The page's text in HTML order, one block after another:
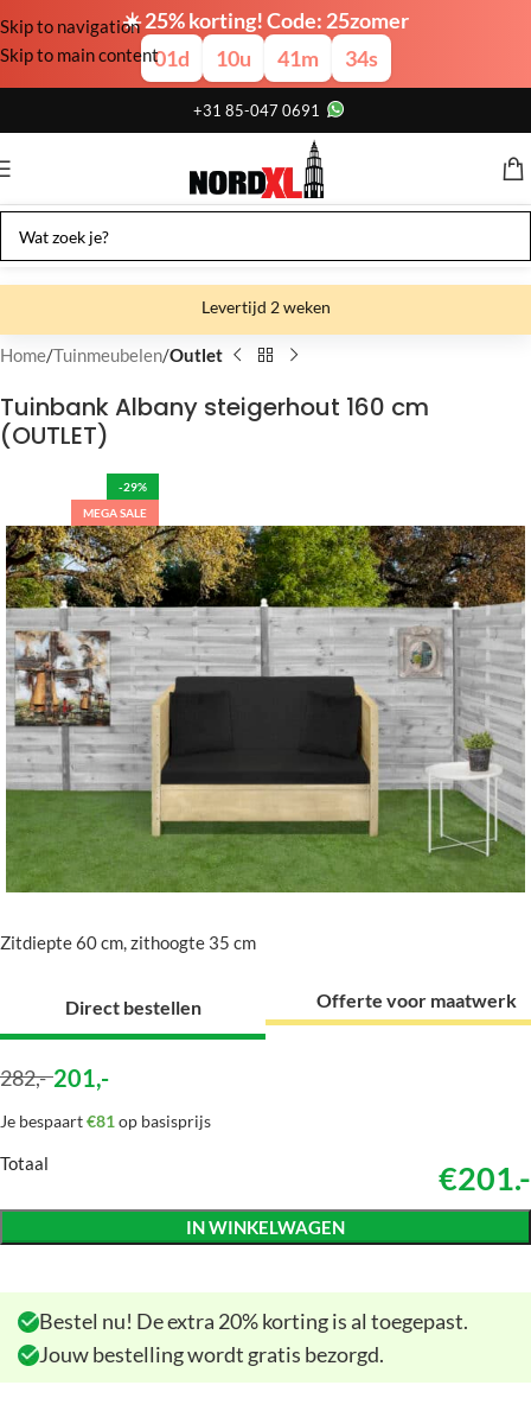
☀️ 25% korting! Code: 25zomer
01d 10u 41m 34s
Skip to navigation
Skip to main content
+31 85-047 0691
Levertijd 2 weken
Gratis verzending
Gratis afhalen
Home Tuinmeubelen Outlet
Tuinbank Albany steigerhout 160 cm
(OUTLET)
-29%
MEGA SALE
Zitdiepte 60 cm, zithoogte 35 cm
Direct bestellen Offerte voor maatwerk
282,- 201,-
Je bespaart€81 op basisprijs
Totaal €201.-
IN WINKELWAGEN
Bestel nu! De extra 20% korting is al toegepast.
Jouw bestelling wordt gratis bezorgd.